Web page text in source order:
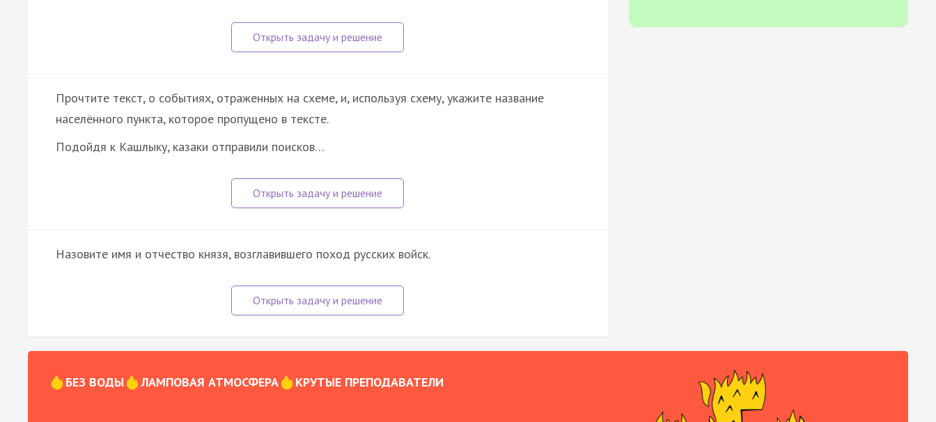
Прочтите текст, о событиях, отраженных на схеме, и, используя схему, укажите название
населённого пункта, которое пропущено в тексте.
Подойдя к Кашлыку, казаки отправили поисков…
Назовите имя и отчество князя, возглавившего поход русских войск.
БЕЗ ВОДЫ ЛАМПОВАЯ АТМОСФЕРА КРУТЫЕ ПРЕПОДАВАТЕЛИ